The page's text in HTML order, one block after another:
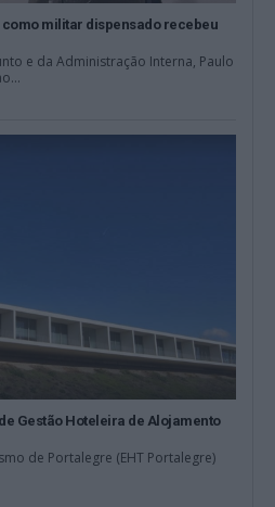
militar dispensado recebeu
e da Administração Interna, Paulo
Gestão Hoteleira de Alojamento
de Portalegre (EHT Portalegre)